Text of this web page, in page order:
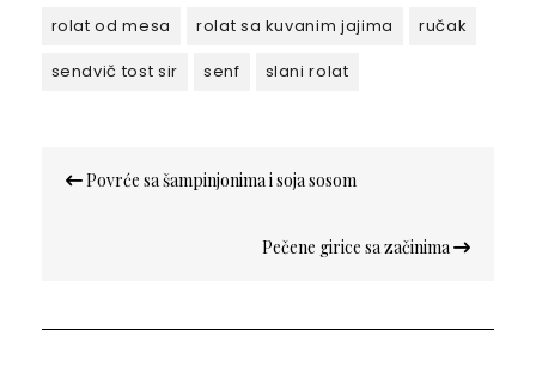
rolat od mesa
rolat sa kuvanim jajima
ručak
sendvič tost sir
senf slani rolat
чланка
Povrće sa šampinjonima i soja sosom
Pečene girice sa začinima